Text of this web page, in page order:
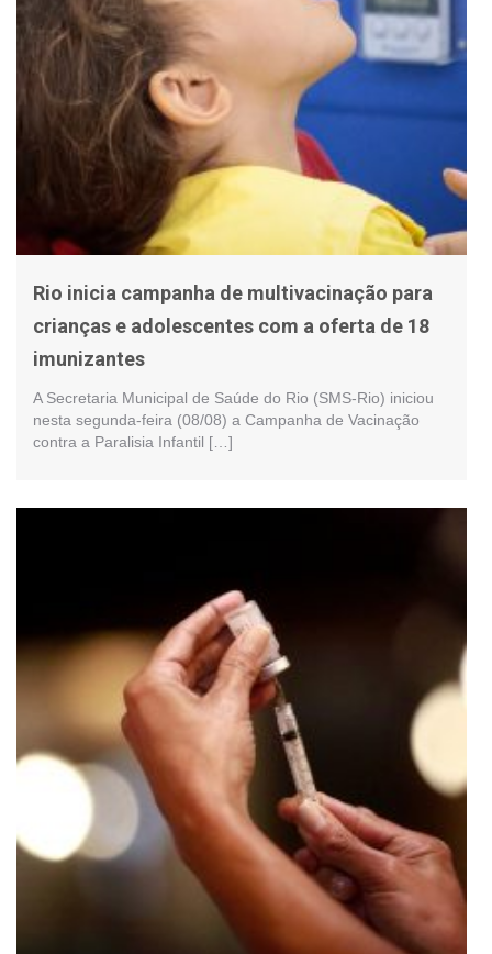
Rio inicia campanha de multivacinação para
crianças e adolescentes com a oferta de 18
imunizantes
A Secretaria Municipal de Saúde do Rio (SMS-Rio) iniciou
nesta segunda-feira (08/08) a Campanha de Vacinação
contra a Paralisia Infantil […]